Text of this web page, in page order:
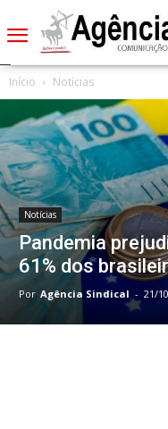
Início Notícias
Notícias
Pandemia
61% dos
Por Agência Sindical - 21/